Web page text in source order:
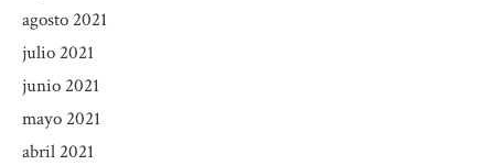
agosto 2021
julio 2021
junio 2021
mayo 2021
abril 2021